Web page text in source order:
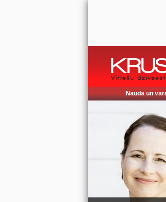
Nauda un